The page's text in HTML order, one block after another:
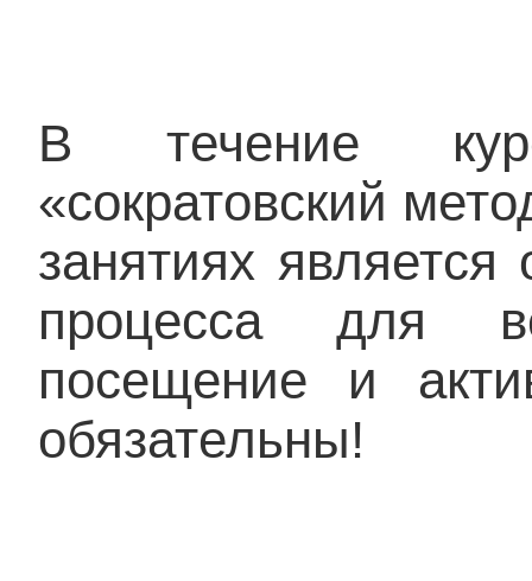
В течение
«сократовский
занятиях
процесса для
посещение и
обязательны!